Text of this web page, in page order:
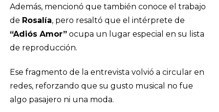
Además, mencionó que también conoce el trabajo
de Rosalía, pero resaltó que el intérprete de
“Adiós Amor” ocupa un lugar especial en su lista
de reproducción.
Ese fragmento de la entrevista volvió a circular en
redes, reforzando que su gusto musical no fue
algo pasajero ni una moda.